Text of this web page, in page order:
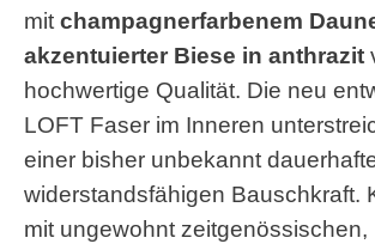
mit champagnerfarbenem
akzentuierter Biese in anthrazit
hochwertige Qualität. Die neu
LOFT Faser im Inneren
einer bisher unbekannt
widerstandsfähigen Bauschkraft.
mit ungewohnt zeitgenössischen,